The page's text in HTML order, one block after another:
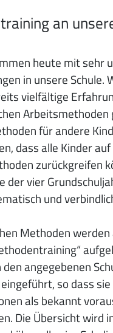
an
heute mit sehr
in unsere Schule.
vielfältige
Arbeitsmethoden
für andere
dass alle Kinder
zurückgreifen
der vier
und
Methoden
angegebenen
so dass
als bekannt
Die Übersicht wird